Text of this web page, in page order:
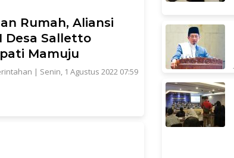
Rumah, Aliansi
Desa Salletto
Mamuju
| Senin, 1 Agustus 2022 07:59